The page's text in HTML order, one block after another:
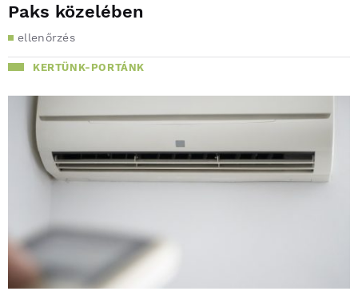
Paks közelében
ellenőrzés
KERTÜNK-PORTÁNK